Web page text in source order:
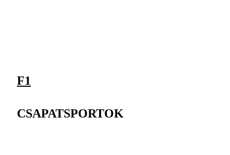
F1
CSAPATSPORTOK